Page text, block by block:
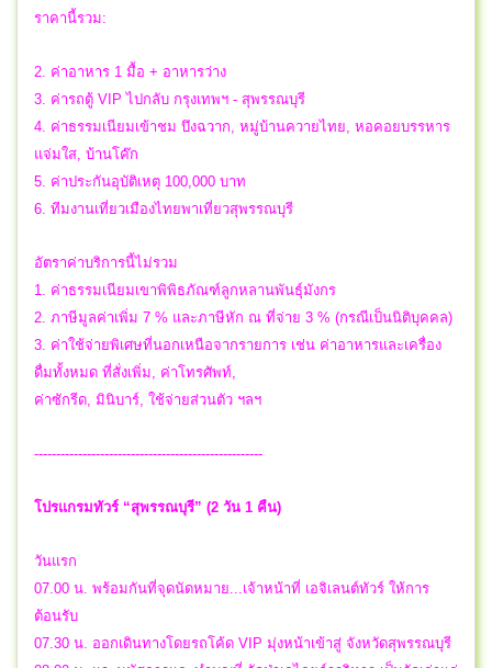
ราคานี้รวม:
2. ค่าอาหาร 1 มื้อ + อาหารว่าง
3. ค่ารถตู้ VIP ไปกลับ กรุงเทพฯ - สุพรรณบุรี
4. ค่าธรรมเนียมเข้าชม บึงฉวาก, หมู่บ้านควายไทย, หอคอยบรรหาร
แจ่มใส, บ้านโค๊ก
5. ค่าประกันอุบัติเหตุ 100,000 บาท
6. ทีมงานเที่ยวเมืองไทยพาเที่ยวสุพรรณบุรี
อัตราค่าบริการนี้ไม่รวม
1. ค่าธรรมเนียมเขาพิพิธภัณฑ์ลูกหลานพันธุ์มังกร
2. ภาษีมูลค่าเพิ่ม 7 % และภาษีหัก ณ ที่จ่าย 3 % (กรณีเป็นนิติบุคคล)
3. ค่าใช้จ่ายพิเศษที่นอกเหนือจากรายการ เช่น ค่าอาหารและเครื่อง
ดื่มทั้งหมด ที่สั่งเพิ่ม, ค่าโทรศัพท์,
ค่าซักรีด, มินิบาร์, ใช้จ่ายส่วนตัว ฯลฯ
----------------------------------------------------
โปรแกรมทัวร์ “สุพรรณบุรี” (2 วัน 1 คืน)
วันแรก
07.00 น. พร้อมกันที่จุดนัดหมาย...เจ้าหน้าที่ เอจิเลนต์ทัวร์ ให้การ
ต้อนรับ
07.30 น. ออกเดินทางโดยรถโค้ด VIP มุ่งหน้าเข้าสู่ จังหวัดสุพรรณบุรี